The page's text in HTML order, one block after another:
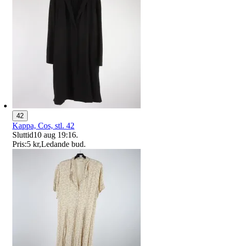
42
Kappa, Cos, stl. 42
Sluttid10 aug 19:16.
Pris:5 kr,Ledande bud.